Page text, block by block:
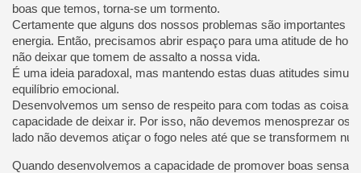
boas que temos, torna-se um tormento.
Certamente que alguns dos nossos problemas são importantes
energia. Então, precisamos abrir espaço para uma atitude de
não deixar que tomem de assalto a nossa vida.
É uma ideia paradoxal, mas mantendo estas duas atitudes
equilíbrio emocional.
Desenvolvemos um senso de respeito para com todas as
capacidade de deixar ir. Por isso, não devemos menosprezar os
lado não devemos atiçar o fogo neles até que se transformem
Quando desenvolvemos a capacidade de promover boas